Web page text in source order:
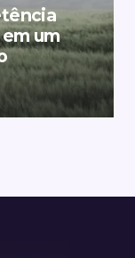
um